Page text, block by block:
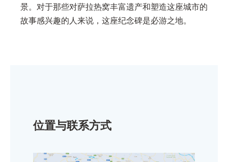
景。对于那些对萨拉热窝丰富遗产和塑造这座城市的
故事感兴趣的人来说，这座纪念碑是必游之地。
位置与联系方式